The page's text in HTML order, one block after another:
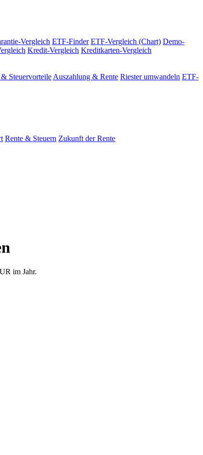
Vergleich ETF-Finder ETF-Vergleich (Chart) Demo-
Kredit-Vergleich Kreditkarten-Vergleich
Steuervorteile Auszahlung & Rente Riester umwandeln ETF-
Rente & Steuern Zukunft der Rente
im Jahr.